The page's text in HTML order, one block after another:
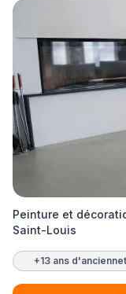
Peinture et
Saint-Louis
+13 ans